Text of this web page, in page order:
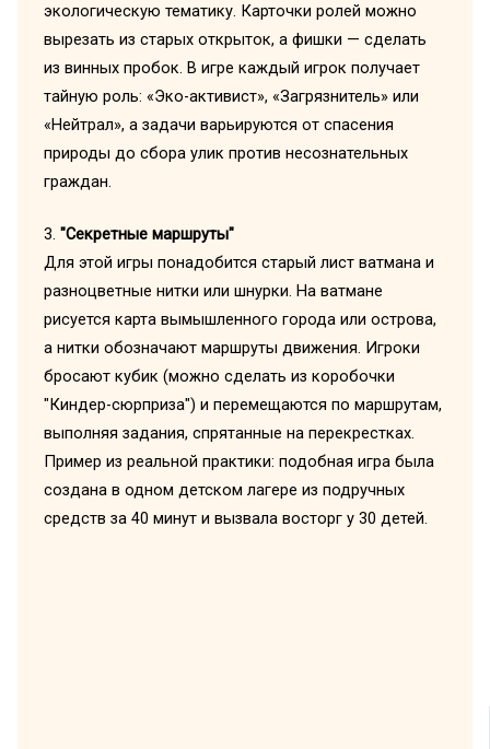
экологическую тематику. Карточки ролей можно
вырезать из старых открыток, а фишки — сделать
из винных пробок. В игре каждый игрок получает
тайную роль: «Эко-активист», «Загрязнитель» или
«Нейтрал», а задачи варьируются от спасения
природы до сбора улик против несознательных
граждан.
3. "Секретные маршруты"
Для этой игры понадобится старый лист ватмана и
разноцветные нитки или шнурки. На ватмане
рисуется карта вымышленного города или острова,
а нитки обозначают маршруты движения. Игроки
бросают кубик (можно сделать из коробочки
"Киндер-сюрприза") и перемещаются по маршрутам,
выполняя задания, спрятанные на перекрестках.
Пример из реальной практики: подобная игра была
создана в одном детском лагере из подручных
средств за 40 минут и вызвала восторг у 30 детей.